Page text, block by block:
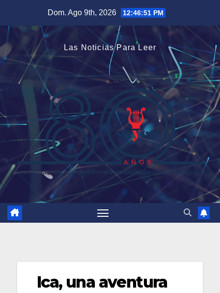
contenido
Dom. Ago 9th, 2026 12:46:52 PM
Las Noticias Para Leer
Ica, una aventura